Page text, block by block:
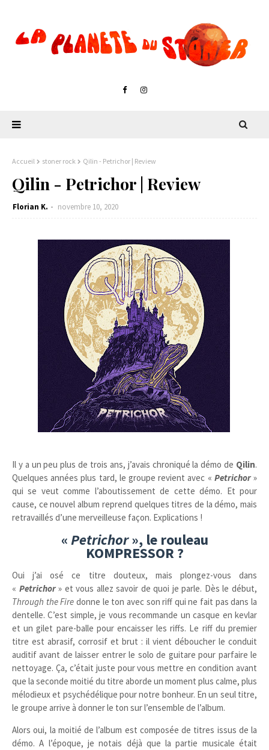
Accueil stoner rock Qilin - Petrichor | Review
Qilin - Petrichor | Review
Florian K. novembre 10, 2020
Il y a un peu plus de trois ans, j’avais chroniqué la démo de Qilin.
Quelques années plus tard, le groupe revient avec « Petrichor»
qui se veut comme l’aboutissement de cette démo. Et pour
cause, ce nouvel album reprend quelques titres de la démo, mais
retravaillés d’une merveilleuse façon. Explications !
«Petrichor», le rouleau
KOMPRESSOR ?
Oui j’ai osé ce titre douteux, mais plongez-vous dans
« Petrichor» et vous allez savoir de quoi je parle. Dès le début,
Through the Fire donne le ton avec son riff qui ne fait pas dans la
dentelle. C’est simple, je vous recommande un casque en kevlar
et un gilet pare-balle pour encaisser les riffs. Le riff du premier
titre est abrasif, corrosif et brut : il vient déboucher le conduit
auditif avant de laisser entrer le solo de guitare pour parfaire le
nettoyage. Ça, c’était juste pour vous mettre en condition avant
que la seconde moitié du titre aborde un moment plus calme, plus
mélodieux et psychédélique pour notre bonheur. En un seul titre,
le groupe arrive à donner le ton sur l’ensemble de l’album.
Alors oui, la moitié de l’album est composée de titres issus de la
démo. A l’époque, je notais déjà que la partie musicale était